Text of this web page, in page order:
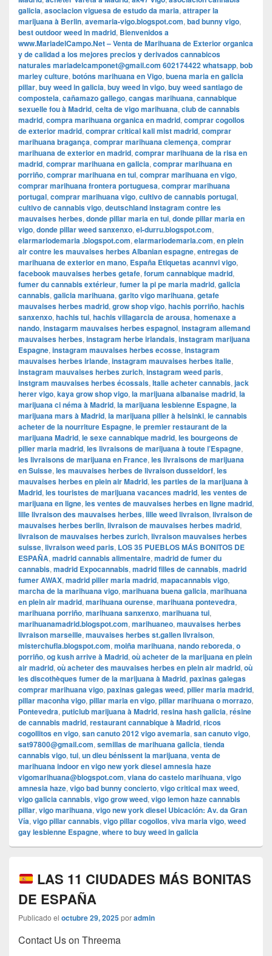
galicia, asociacion viguesa de estudo da maria, attraper la
marijuana à Berlin, avemaria-vigo.blogspot.com, bad bunny vigo,
best outdoor weed in madrid, Bienvenidos a
www.MariadelCampo.Net – Venta de Marihuana de Exterior organica
y de calidad a los mejores precios y derivados cannabicos
naturales mariadelcamponet@gmail.com 602174422 whatsapp, bob
marley culture, botóns marihuana en Vigo, buena maria en galicia
pillar, buy weed in galicia, buy weed in vigo, buy weed santiago de
compostela, cañamazo gallego, cangas marihuana, cannabique
sexuelle fou à Madrid, celta de vigo marihuana, club de cannabis
madrid, compra marihuana organica en madrid, comprar cogollos
de exterior madrid, comprar critical kali mist madrid, comprar
marihuana bragança, comprar marihuana clemença, comprar
marihuana de exterior en madrid, comprar marihuana de la risa en
madrid, comprar marihuana en galicia, comprar marihuana en
porriño, comprar marihuana en tui, comprar marihuana en vigo,
comprar marihuana frontera portuguesa, comprar marihuana
portugal, comprar marihuana vigo, cultivo de cannabis portugal,
cultivo de cannabis vigo, deutschland instagram contre les
mauvaises herbes, donde pillar maria en tui, donde pillar maria en
vigo, donde pillar weed sanxenxo, el-durru.blogspot.com,
elarmariodemaria .blogspot.com, elarmariodemaria.com, en plein
air contre les mauvaises herbes Albanian espagne, entregas de
marihuana de exterior en mano, España Etiquetas acannvi vigo,
facebook mauvaises herbes getafe, forum cannabique madrid,
fumer du cannabis extérieur, fumer la pi pe maria madrid, galicia
cannabis, galicia marihuana, garito vigo marihuana, getafe
mauvaises herbes madrid, grow shop vigo, hachis porriño, hachis
sanxenxo, hachis tui, hachis villagarcia de arousa, homenaxe a
nando, instagarm mauvaises herbes espagnol, instagram allemand
mauvaises herbes, instagram herbe irlandais, instagram marijuana
Espagne, instagram mauvaises herbes ecosse, instagram
mauvaises herbes irlande, instagram mauvaises herbes italie,
instagram mauvaises herbes zurich, instagram weed paris,
instgram mauvaises herbes écossais, Italie acheter cannabis, jack
herer vigo, kaya grow shop vigo, la marijuana albanaise madrid, la
marijuana ci néma à Madrid, la marijuana lesbienne Espagne, la
marijuana mars à Madrid, la marijuana pilier à helsinki, le cannabis
acheter de la nourriture Espagne, le premier restaurant de la
marijuana Madrid, le sexe cannabique madrid, les bourgeons de
pilier maria madrid, les livraisons de marijuana à toute l’Espagne,
les livraisons de marijuana en France, les livraisons de marijuana
en Suisse, les mauvaises herbes de livraison dusseldorf, les
mauvaises herbes en plein air Madrid, les parties de la marijuana à
Madrid, les touristes de marijuana vacances madrid, les ventes de
marijuana en ligne, les ventes de mauvaises herbes en ligne madrid,
lille livraison des mauvaises herbes, lille weed livraison, livraison de
mauvaises herbes berlin, livraison de mauvaises herbes madrid,
livraison de mauvaises herbes zurich, livraison mauvaises herbes
suisse, livraison weed paris, LOS 35 PUEBLOS MÁS BONITOS DE
ESPAÑA, madrid cannabis alimentaire, madrid de fumer du
cannabis, madrid Expocannabis, madrid filles de cannabis, madrid
fumer AWAX, madrid pilier maria madrid, mapacannabis vigo,
marcha de la marihuana vigo, marihuana buena galicia, marihuana
en plein air madrid, marihuana ourense, marihuana pontevedra,
marihuana porriño, marihuana sanxenxo, marihuana tui,
marihuanamadrid.blogspot.com, marihuaneo, mauvaises herbes
livraison marseille, mauvaises herbes st.gallen livraison,
misterchufla.blogspot.com, moiña marihuana, nando reboreda, o
porriño, og kush arrive à Madrid, où acheter de la marijuana en plein
air madrid, où acheter des mauvaises herbes en plein air madrid, où
les discothèques fumer de la marijuana à Madrid, paxinas galegas
comprar marihuana vigo, paxinas galegas weed, pilier maria madrid,
pillar maconha vigo, pillar maria en vigo, pillar marihuana o morrazo,
Pontevedra, puticlub marijuana à Madrid, resina hash galicia, résine
de cannabis madrid, restaurant cannabique à Madrid, ricos
cogollitos en vigo, san canuto 2012 vigo avemaria, san canuto vigo,
sat97800@gmail.com, semillas de marihuana galicia, tienda
cannabis vigo, tui, un dieu bénissent la marijuana, venta de
marihuana indoor en vigo new york diesel amnesia haze
vigomarihuana@blogspot.com, viana do castelo marihuana, vigo
amnesia haze, vigo bad bunny concierto, vigo critical max weed,
vigo galicia cannabis, vigo grow weed, vigo lemon haze cannabis
pillar, vigo marihuana, vigo new york diesel Ubicación: Av. da Gran
Vía, vigo pillar cannabis, vigo pillar cogollos, viva maria vigo, weed
gay lesbienne Espagne, where to buy weed in galicia
LAS 11 CIUDADES MÁS BONITAS
DE ESPAÑA
Publicado el octubre 29, 2025poradmin
Contact Us on Threema